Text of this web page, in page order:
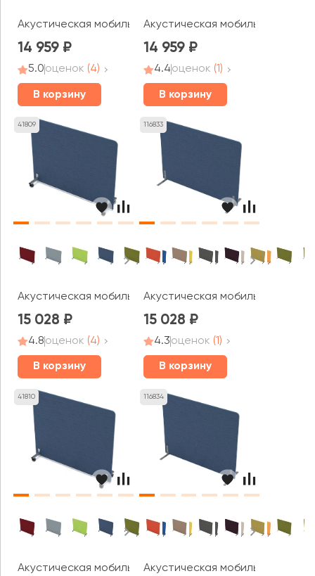
Акустическая мобильная перегородка (800*377*1600)
14 959
5.0оценок (4)
В корзину
Акустическая мобильная
14 959
4.4оценок (1)
В корзину
41809
Акустическая мобильная перегородка (1400*377*1100)
15 028
4.8оценок (4)
В корзину
116833
Акустическая мобильная
15 028
4.3оценок (1)
В корзину
41810
Акустическая мобильная перегородка (1400*377*1200)
116834
Акустическая мобильная